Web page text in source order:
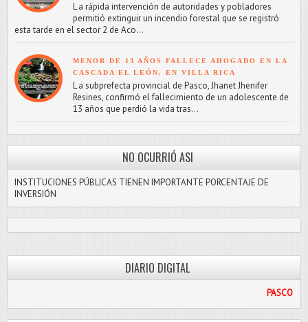
L a rápida intervención de autoridades y pobladores
permitió extinguir un incendio forestal que se registró
esta tarde en el sector 2 de Aco...
MENOR DE 13 AÑOS FALLECE AHOGADO EN LA
CASCADA EL LEÓN, EN VILLA RICA
L a subprefecta provincial de Pasco, Jhanet Jhenifer
Resines, confirmó el fallecimiento de un adolescente de
13 años que perdió la vida tras...
NO OCURRIÓ ASI
INSTITUCIONES PÚBLICAS TIENEN IMPORTANTE PORCENTAJE DE
INVERSIÓN
DIARIO DIGITAL
PASCO LIBRE